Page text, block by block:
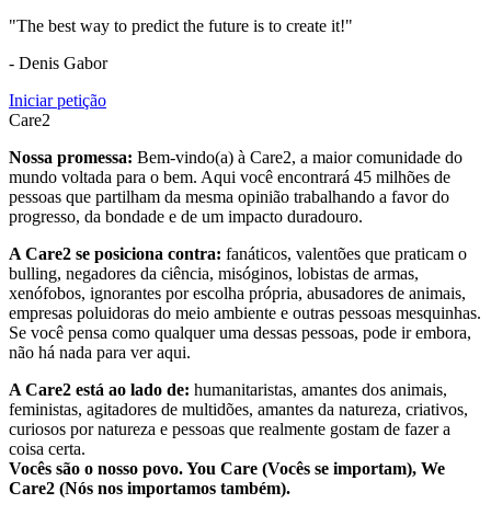
"The best way to predict the future is to create it!"
- Denis Gabor
Iniciar petição
Care2
Nossa promessa: Bem-vindo(a) à Care2, a maior comunidade do
mundo voltada para o bem. Aqui você encontrará 45 milhões de
pessoas que partilham da mesma opinião trabalhando a favor do
progresso, da bondade e de um impacto duradouro.
A Care2 se posiciona contra: fanáticos, valentões que praticam o
bulling, negadores da ciência, misóginos, lobistas de armas,
xenófobos, ignorantes por escolha própria, abusadores de animais,
empresas poluidoras do meio ambiente e outras pessoas mesquinhas.
Se você pensa como qualquer uma dessas pessoas, pode ir embora,
não há nada para ver aqui.
A Care2 está ao lado de: humanitaristas, amantes dos animais,
feministas, agitadores de multidões, amantes da natureza, criativos,
curiosos por natureza e pessoas que realmente gostam de fazer a
coisa certa.
Vocês são o nosso povo. You Care (Vocês se importam), We
Care2 (Nós nos importamos também).